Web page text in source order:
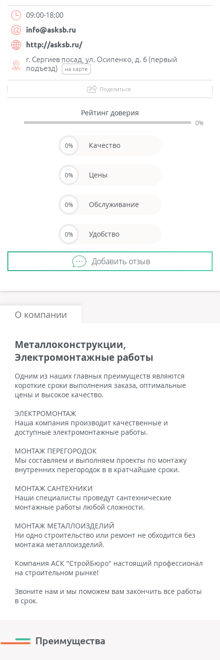
09:00-18:00
info@asksb.ru
http://asksb.ru/
г. Сергиев посад, ул. Осипенко, д. 6 (первый
подъезд)
на карте
Поделиться
Рейтинг доверия
0%
0% Качество
0% Цены
0% Обслуживание
0% Удобство
Добавить отзыв
О компании
Металлоконструкции,
Электромонтажные работы
Одним из наших главных преимуществ являются
короткие сроки выполнения заказа, оптимальные
цены и высокое качество.
ЭЛЕКТРОМОНТАЖ
Наша компания производит качественные и
доступные электромонтажные работы.
МОНТАЖ ПЕРЕГОРОДОК
Мы составляем и выполняем проекты по монтажу
внутренних перегородок в в кратчайшие сроки.
МОНТАЖ САНТЕХНИКИ
Наши специалисты проведут сантехнические
монтажные работы любой сложности.
МОНТАЖ МЕТАЛЛОИЗДЕЛИЙ
Ни одно строительство или ремонт не обходится без
монтажа металлоизделий.
Компания АСК "СтройБюро" настоящий профессионал
на строительном рынке!
Звоните нам и мы поможем вам закончить все работы
в срок.
Преимущества